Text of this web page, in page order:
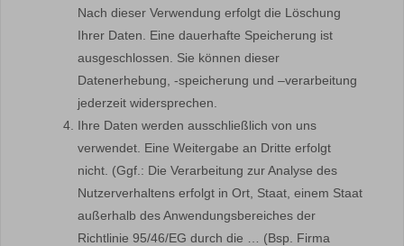
Nach dieser Verwendung erfolgt die Löschung
Ihrer Daten. Eine dauerhafte Speicherung ist
ausgeschlossen. Sie können dieser
Datenerhebung, -speicherung und –verarbeitung
jederzeit widersprechen.
Ihre Daten werden ausschließlich von uns
verwendet. Eine Weitergabe an Dritte erfolgt
nicht. (Ggf.: Die Verarbeitung zur Analyse des
Nutzerverhaltens erfolgt in Ort, Staat, einem Staat
außerhalb des Anwendungsbereiches der
Richtlinie 95/46/EG durch die … (Bsp. Firma